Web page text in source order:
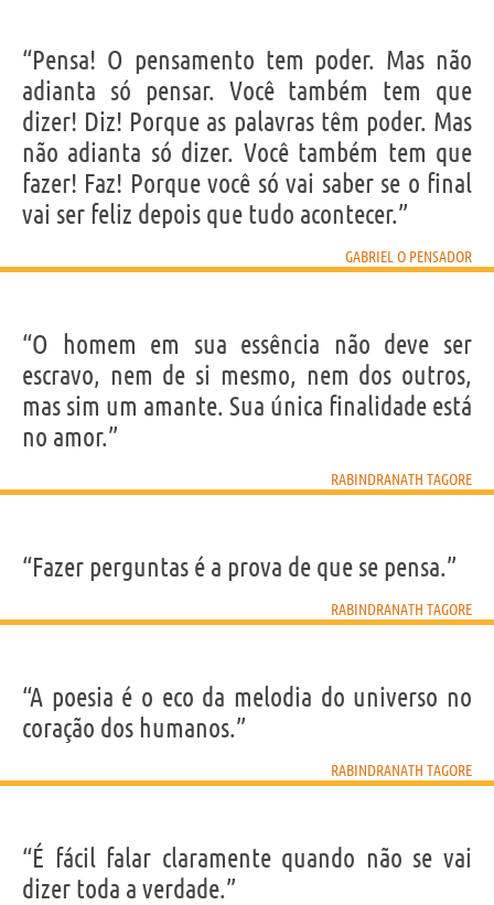
“Pensa! O pensamento tem poder. Mas não
adianta só pensar. Você também tem que
dizer! Diz! Porque as palavras têm poder. Mas
não adianta só dizer. Você também tem que
fazer! Faz! Porque você só vai saber se o final
vai ser feliz depois que tudo acontecer.”
GABRIEL O PENSADOR
“O homem em sua essência não deve ser
escravo, nem de si mesmo, nem dos outros,
mas sim um amante. Sua única finalidade está
no amor.”
RABINDRANATH TAGORE
“Fazer perguntas é a prova de que se pensa.”
RABINDRANATH TAGORE
“A poesia é o eco da melodia do universo no
coração dos humanos.”
RABINDRANATH TAGORE
“É fácil falar claramente quando não se vai
dizer toda a verdade.”